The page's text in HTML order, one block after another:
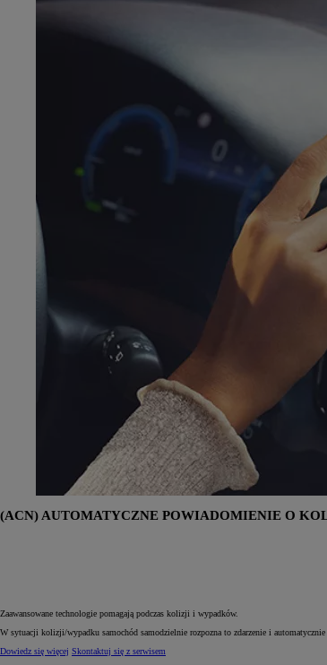
(ACN) AUTOMATYCZNE POWIADOMIENIE O
Zaawansowane technologie pomagają podczas kolizji i wypadków.
W sytuacji kolizji/wypadku samochód samodzielnie rozpozna to zdarzenie i
Dowiedz się więcej Skontaktuj się z serwisem